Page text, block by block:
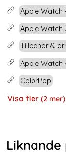
Apple Watch
Apple Watch
Tillbehör &
Apple Watch
ColorPop
Visa fler (2 mer)